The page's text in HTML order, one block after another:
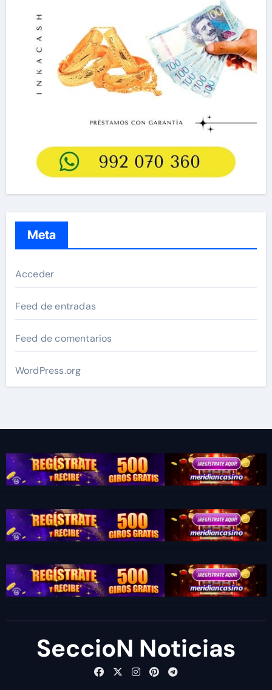
Meta
Acceder
Feed de entradas
Feed de comentarios
WordPress.org
SeccioN Noticias